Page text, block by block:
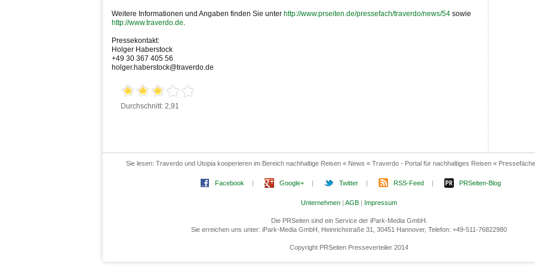
Weitere Informationen und Angaben finden Sie unter http://www.prseiten.de/pressefach/traverdo/news/54 sowie
http://www.traverdo.de.
Pressekontakt:
Holger Haberstock
+49 30 367 405 56
holger.haberstock@traverdo.de
Durchschnitt: 2,91
Sie lesen: Traverdo und Utopia kooperieren im Bereich nachhaltige Reisen « News « Traverdo - Portal für nachhaltiges Reisen «
Facebook | Google+ | Twitter | RSS-Feed | PRSeiten-Blog
Unternehmen | AGB | Impressum
Die PRSeiten sind ein Service der iPark-Media GmbH.
Sie erreichen uns unter: iPark-Media GmbH, Heinrichstraße 31, 30451 Hannover, Telefon: +49-511-76822980
Copyright PRSeiten Presseverteiler 2014